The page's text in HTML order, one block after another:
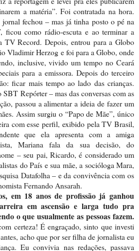
a matéria”. Foi contratada na hora.
fechou – mas já tinha posto o pé na
ficou como rádio-escuta e ao terminar a
TV Record. Depois, entrou para a Globo
Vladimir Herzog e foi para a Globo, onde
inclusive, vivido um tempo no Ceará
para a emissora. Depois do terceiro
ficar mais tempo ao lado das crianças.
Repórter – mas das conversas com as
passou a alimentar a ideia de fazer um
Assim surgiu o “Papo de Mãe”, único
com esse perfil, exibido pela TV Brasil,
que ela apresenta com a amiga
Mariana fala da sua decisão, do
– seu pai, Ricardo, é considerado um
do País e sua mãe, a socióloga Mara,
Datafolha – e da convivência com os
Fernando Ansarah.
em 18 anos de profissão já ganhou
em ascensão e larga tudo pra
o que usualmente as pessoas fazem.
certeza! É engraçado, sinto que investi
acho que por ser filha de jornalista eu
Eu convivia nas redações, passava